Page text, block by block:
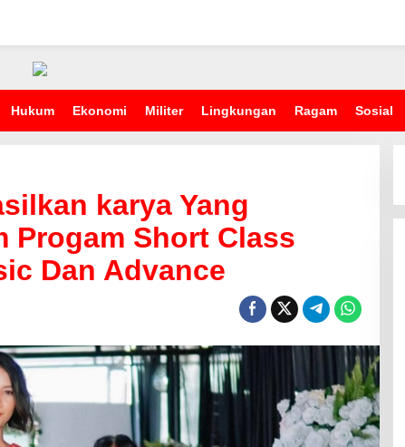
Hukum Ekonomi Militer Lingkungan Ragam Sosial
karya Yang
Progam Short Class
Dan Advance